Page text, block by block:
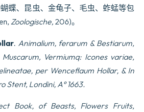
蝶、昆虫、金龟子、毛虫、蚱蜢等包
Zoologische, 206)。
. Animalium, ferarum & Bestiarum,
Vermiumq: Icones variae,
per Wenceflaum Hollar, & In
Stent, Londini, A° 1663.
Book, of Beasts, Flowers Fruits,